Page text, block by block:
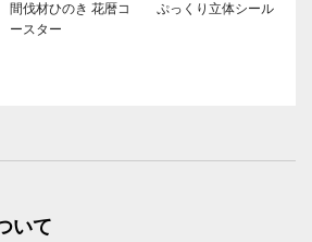
間伐材ひのき 花暦コ
ースター
ぷっくり立体シール
いて